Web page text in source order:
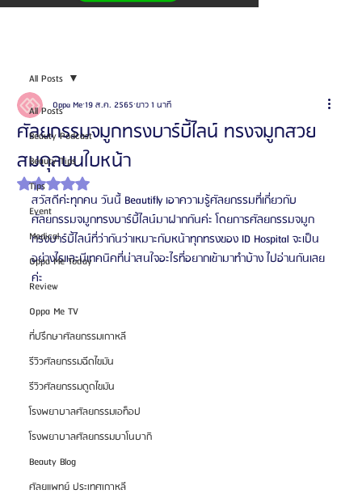
All Posts
Beauty Podcast
Beauty Tips
Tips
Event
Medical
Oppa Me Today
Review
Oppa Me TV
ที่ปรึกษาศัลยกรรมเกาหลี
รีวิวศัลยกรรมฉีดไขมัน
รีวิวศัลยกรรมดูดไขมัน
โรงพยาบาลศัลยกรรมเอท็อป
โรงพยาบาลศัลยกรรมบาโนบากิ
Beauty Blog
ศัลยแพทย์ ประเทศเกาหลี
All Posts
ศัลยกรรมจมูกทรงบาร์บี้ไลน์ ทรงจมูกสวย
สมดุลบนใบหน้า
Oppa Me19 ส.ค. 2565 ยาว 1 นาที
ได้รับ NaN เต็ม 5 ดาว
สวัสดีค่ะทุกคน วันนี้ Beautifly เอาความรู้ศัลยกรรมที่เกี่ยวกับ
ศัลยกรรมจมูกทรงบาร์บี้ไลน์มาฝากกันค่ะ โดยการศัลยกรรมจมูก
ทรงบาร์บี้ไลน์ที่ว่ากันว่าเหมาะกับหน้าทุกทรงของ ID Hospital จะเป็น
อย่างไรและมีเทคนิคที่น่าสนใจอะไรที่อยากเข้ามาทำบ้าง ไปอ่านกันเลย
ค่ะ